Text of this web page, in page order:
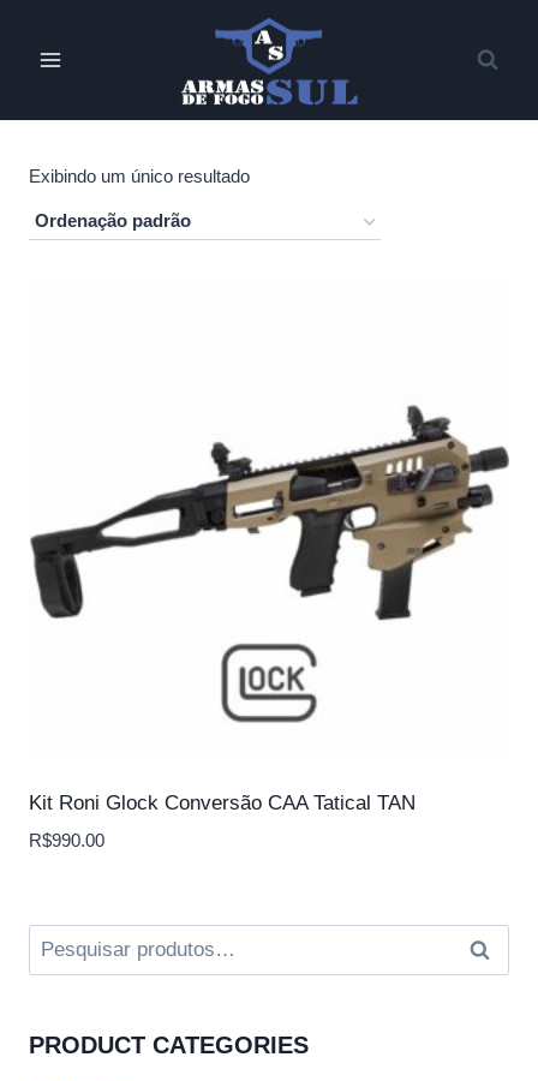
Exibindo um único resultado
Kit Roni Glock Conversão CAA Tatical TAN
R$990.00
Pesquisar
por:
PRODUCT CATEGORIES